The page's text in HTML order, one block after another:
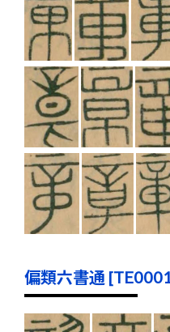
偏類六書通